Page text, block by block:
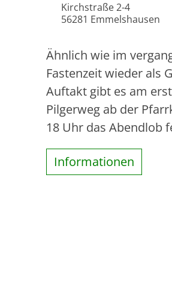
Kirchstraße 2-4
56281 Emmelshausen
Ähnlich wie im
Fastenzeit wieder als
Auftakt gibt es am
Pilgerweg ab der
18 Uhr das Abendlob
Informationen